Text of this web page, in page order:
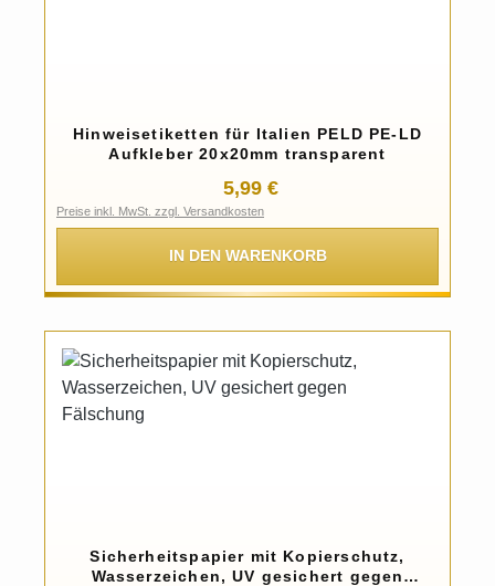
Hinweisetiketten für Italien PELD PE-LD
Aufkleber 20x20mm transparent
Regulärer Preis:
5,99 €
Preise inkl. MwSt. zzgl. Versandkosten
IN DEN WARENKORB
Sicherheitspapier mit Kopierschutz,
Wasserzeichen, UV gesichert gegen